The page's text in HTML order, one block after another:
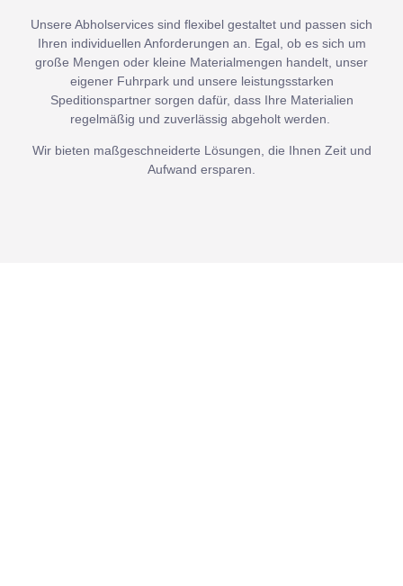
Unsere Abholservices sind flexibel gestaltet und passen sich
Ihren individuellen Anforderungen an. Egal, ob es sich um
große Mengen oder kleine Materialmengen handelt, unser
eigener Fuhrpark und unsere leistungsstarken
Speditionspartner sorgen dafür, dass Ihre Materialien
regelmäßig und zuverlässig abgeholt werden.
Wir bieten maßgeschneiderte Lösungen, die Ihnen Zeit und
Aufwand ersparen.